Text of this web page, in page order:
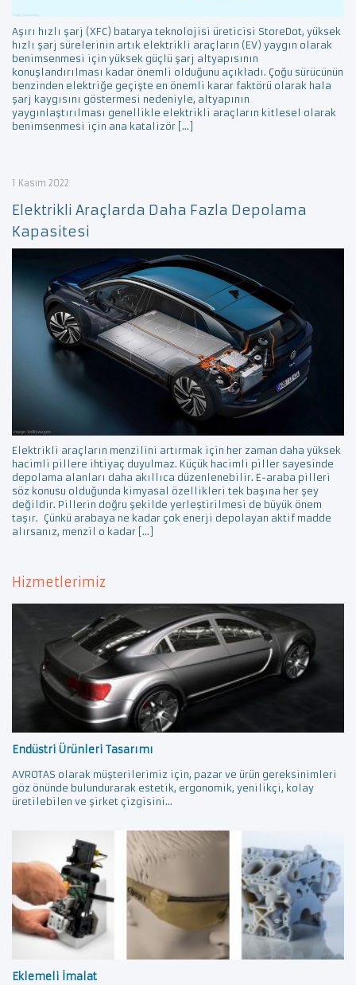
Aşırı hızlı şarj (XFC) batarya teknolojisi üreticisi StoreDot, yüksek
hızlı şarj sürelerinin artık elektrikli araçların (EV) yaygın olarak
benimsenmesi için yüksek güçlü şarj altyapısının
konuşlandırılması kadar önemli olduğunu açıkladı. Çoğu sürücünün
benzinden elektriğe geçişte en önemli karar faktörü olarak hala
şarj kaygısını göstermesi nedeniyle, altyapının
yaygınlaştırılması genellikle elektrikli araçların kitlesel olarak
benimsenmesi için ana katalizör […]
1 Kasım 2022
Elektrikli Araçlarda Daha Fazla Depolama
Kapasitesi
Elektrikli araçların menzilini artırmak için her zaman daha yüksek
hacimli pillere ihtiyaç duyulmaz. Küçük hacimli piller sayesinde
depolama alanları daha akıllıca düzenlenebilir. E-araba pilleri
söz konusu olduğunda kimyasal özellikleri tek başına her şey
değildir. Pillerin doğru şekilde yerleştirilmesi de büyük önem
taşır. Çünkü arabaya ne kadar çok enerji depolayan aktif madde
alırsanız, menzil o kadar […]
Hizmetlerimiz
Endüstri Ürünleri Tasarımı
AVROTAS olarak müşterilerimiz için, pazar ve ürün gereksinimleri
göz önünde bulundurarak estetik, ergonomik, yenilikçi, kolay
üretilebilen ve şirket çizgisini...
Eklemeli İmalat